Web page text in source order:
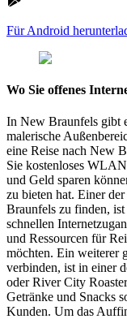
Für Android
Wo Sie offenes
In New Braunfels gibt
malerische
eine Reise nach New
Sie kostenloses
und Geld sparen
zu bieten hat. Einer
Braunfels zu finden,
schnellen
und Ressourcen für
möchten. Ein weiterer
verbinden, ist in einer
oder River City
Getränke und Snacks
Kunden. Um das